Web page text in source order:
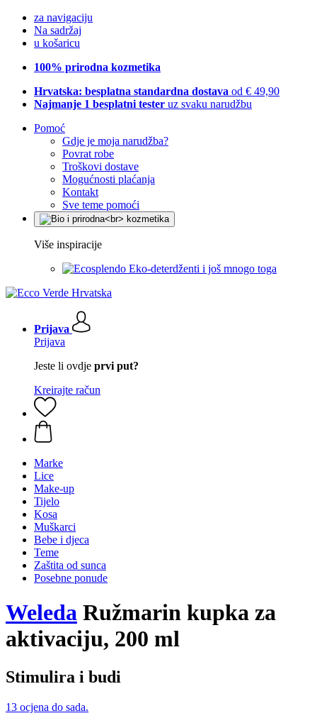
za navigaciju
Na sadržaj
u košaricu
100% prirodna kozmetika
Hrvatska: besplatna standardna dostava od € 49,90
Najmanje 1 besplatni tester uz svaku narudžbu
Pomoć
Gdje je moja narudžba?
Povrat robe
Troškovi dostave
Mogućnosti plaćanja
Kontakt
Sve teme pomoći
Više inspiracije
Eko-deterdženti i još mnogo toga
Prijava
Prijava
Jeste li ovdje prvi put?
Kreirajte račun
Marke
Lice
Make-up
Tijelo
Kosa
Muškarci
Bebe i djeca
Teme
Zaštita od sunca
Posebne ponude
Weleda Ružmarin kupka za
aktivaciju, 200 ml
Stimulira i budi
13 ocjena do sada.